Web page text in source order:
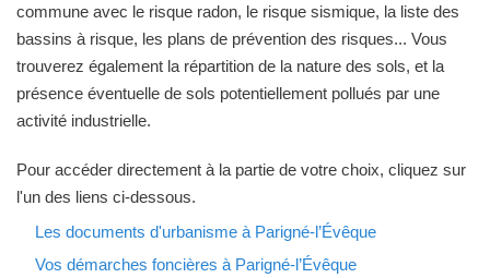
commune avec le risque radon, le risque sismique, la liste des
bassins à risque, les plans de prévention des risques... Vous
trouverez également la répartition de la nature des sols, et la
présence éventuelle de sols potentiellement pollués par une
activité industrielle.
Pour accéder directement à la partie de votre choix, cliquez sur
l'un des liens ci-dessous.
Les documents d'urbanisme à Parigné-l’Évêque
Vos démarches foncières à Parigné-l’Évêque